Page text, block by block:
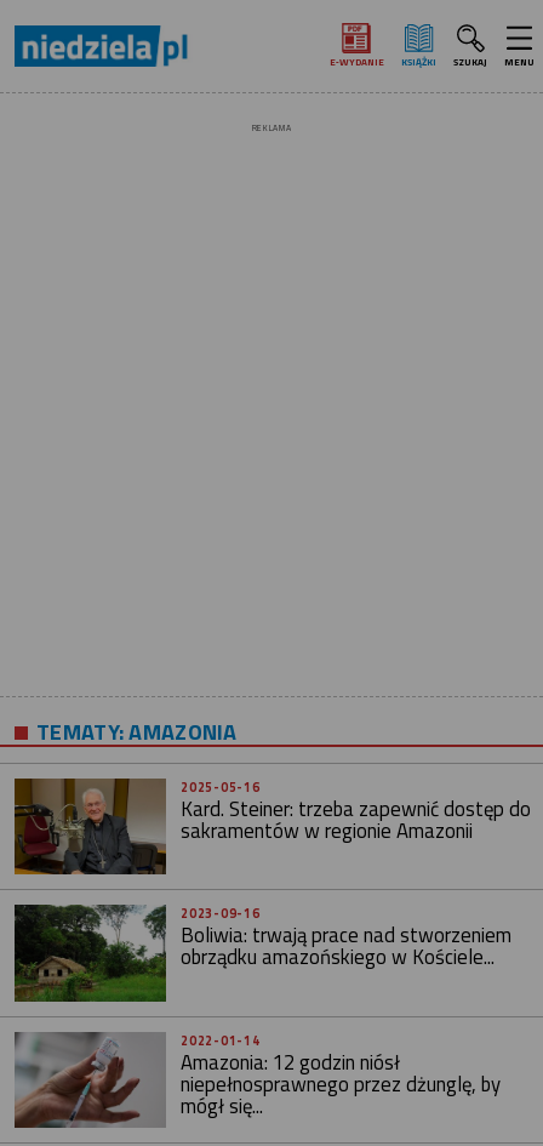
E‑WYDANIE KSIĄŻKI SZUKAJ MENU
REKLAMA
TEMATY:AMAZONIA
2025-05-16
Kard. Steiner: trzeba zapewnić dostęp do
sakramentów w regionie Amazonii
2023-09-16
Boliwia: trwają prace nad stworzeniem
obrządku amazońskiego w Kościele...
2022-01-14
Amazonia: 12 godzin niósł
niepełnosprawnego przez dżunglę, by
mógł się...